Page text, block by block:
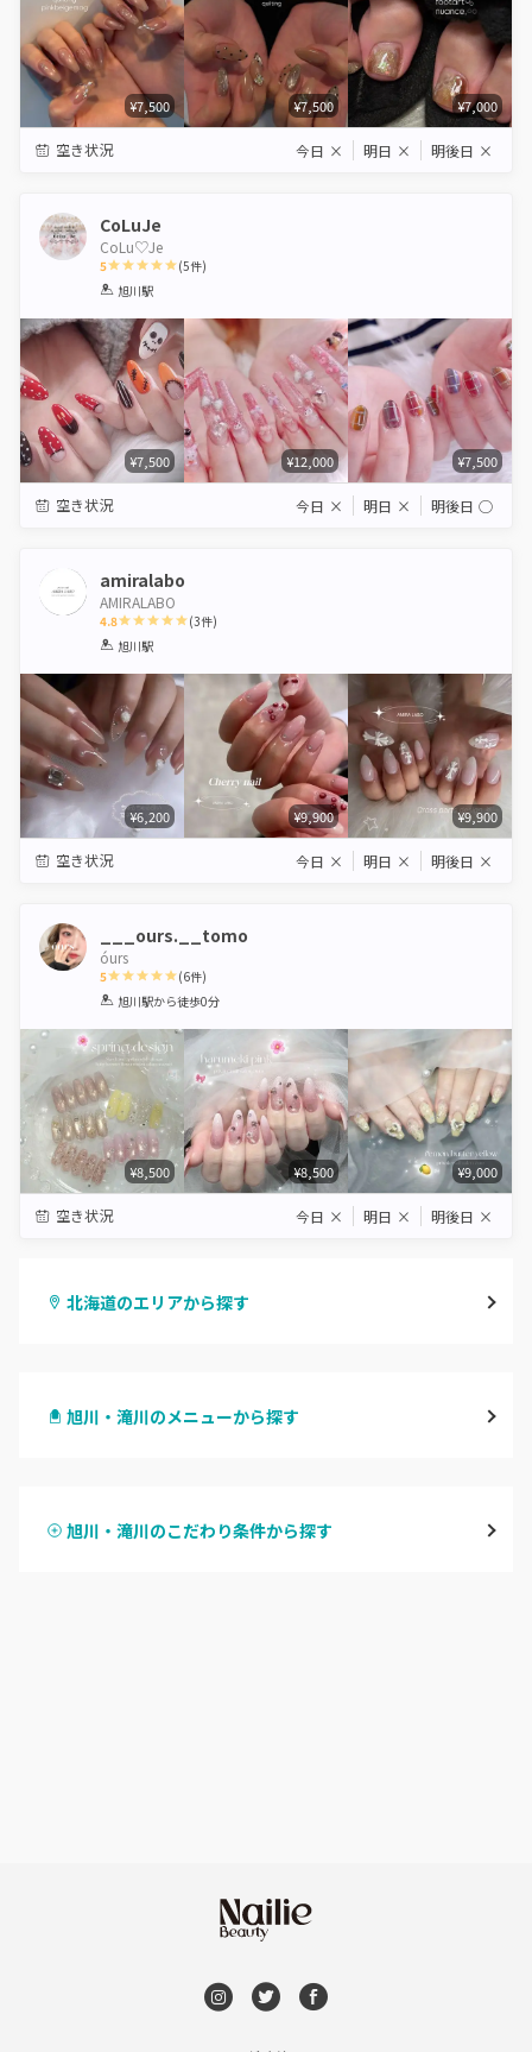
¥7,500 ¥7,500 ¥7,000
空き状況 今日 × 明日 × 明後日 ×
CoLuJe
CoLu♡Je
5
1 2 3 4
(5件)
旭川駅
¥7,500 ¥12,000 ¥7,500
空き状況 今日 × 明日 × 明後日 ◯
amiralabo
AMIRALABO
4.8
1 2 3
(3件)
旭川駅
¥6,200 ¥9,900 ¥9,900
空き状況 今日 × 明日 × 明後日 ×
___ours.__tomo
óurs
5
1 2 3 4 5
(6件)
旭川駅から徒歩0分
¥8,500 ¥8,500 ¥9,000
空き状況 今日 × 明日 × 明後日 ×
北海道のエリアから探す
北区・東区
旭川・滝川のメニューから探す
ハンドスカルプ
旭川・滝川のこだわり条件から探す